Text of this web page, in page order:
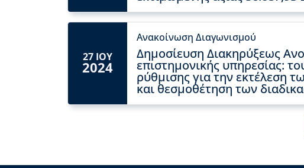
27 ΙΟΥ
2024
Ανακοίνωση Διαγωνισμού
Δημοσίευση Διακηρύξεως
επιστημονικής υπηρεσίας:
ρύθμισης για την εκτέλεση
και θεσμοθέτηση των